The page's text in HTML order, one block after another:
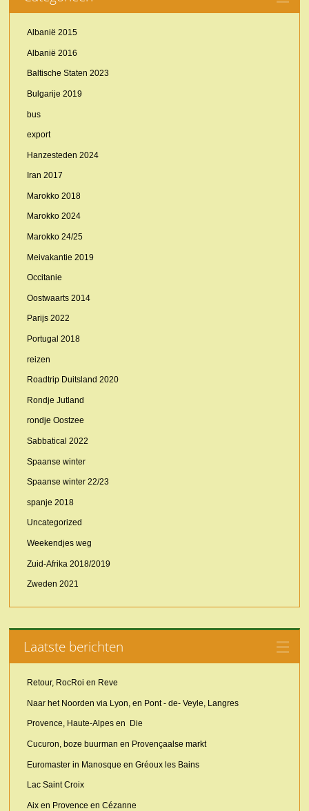
Albanië 2015
Albanië 2016
Baltische Staten 2023
Bulgarije 2019
bus
export
Hanzesteden 2024
Iran 2017
Marokko 2018
Marokko 2024
Marokko 24/25
Meivakantie 2019
Occitanie
Oostwaarts 2014
Parijs 2022
Portugal 2018
reizen
Roadtrip Duitsland 2020
Rondje Jutland
rondje Oostzee
Sabbatical 2022
Spaanse winter
Spaanse winter 22/23
spanje 2018
Uncategorized
Weekendjes weg
Zuid-Afrika 2018/2019
Zweden 2021
Laatste berichten
Retour, RocRoi en Reve
Naar het Noorden via Lyon, en Pont - de- Veyle, Langres
Provence, Haute-Alpes en Die
Cucuron, boze buurman en Provençaalse markt
Euromaster in Manosque en Gréoux les Bains
Lac Saint Croix
Aix en Provence en Cézanne